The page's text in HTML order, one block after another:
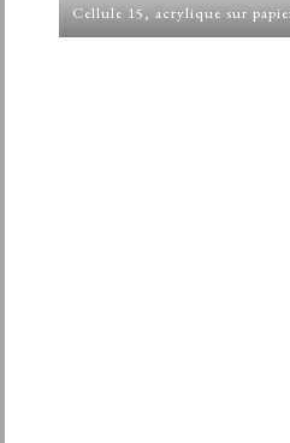
Cellule 15, acrylique sur